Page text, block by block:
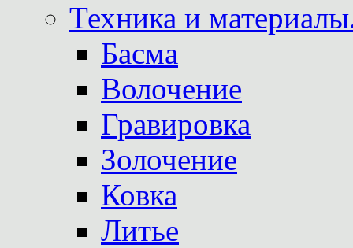
Техника и
Басма
Волочение
Гравировка
Золочение
Ковка
Литье